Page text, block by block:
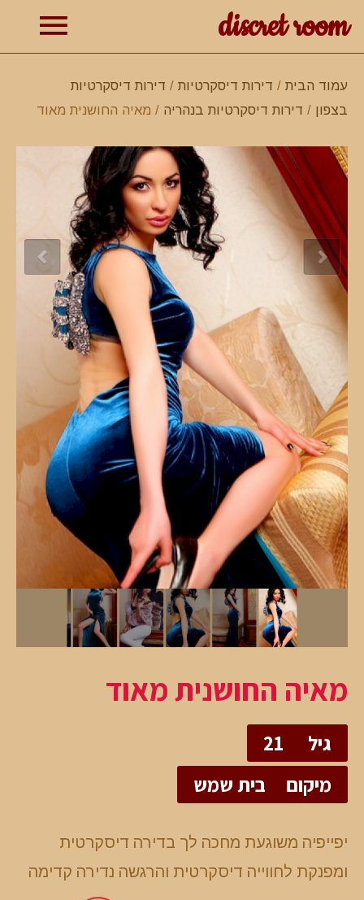
discret room
עמוד הבית / דירות דיסקרטיות / דירות דיסקרטיות
בצפון / דירות דיסקרטיות בנהריה / מאיה החושנית מאוד
מאיה החושנית מאוד
גיל
21
מיקום
בית שמש
יפייפיה משוגעת מחכה לך בדירה דיסקרטית
ומפנקת לחווייה דיסקרטית והרגשה נדירה קדימה